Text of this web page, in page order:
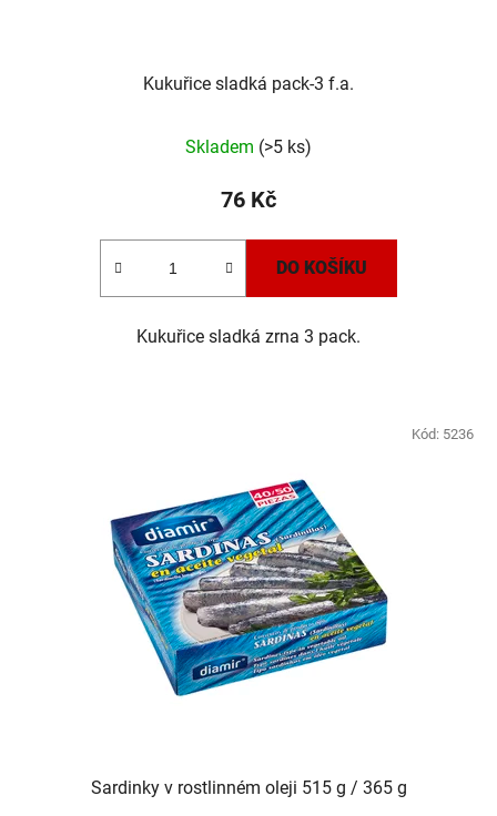
Kukuřice sladká pack-3 f.a.
Skladem (>5 ks)
76 Kč
DO KOŠÍKU
Kukuřice sladká zrna 3 pack.
Sardinky v rostlinném oleji 515 g / 365 g
Kód: 5236